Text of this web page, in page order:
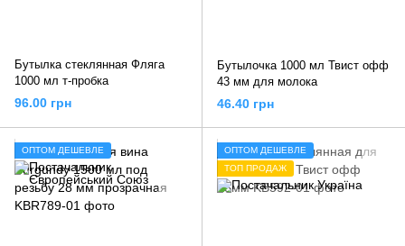
Бутылка стеклянная Фляга
1000 мл т-пробка
96.00 грн
Бутылочка 1000 мл Твист офф
43 мм для молока
46.40 грн
ОПТОМ ДЕШЕВЛЕ
ОПТОМ ДЕШЕВЛЕ
ТОП ПРОДАЖ